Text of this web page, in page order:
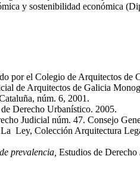
y sostenibilidad económica
por el Colegio de Arquitectos de
de Arquitectos de Galicia
núm. 6, 2001.
Derecho Urbanístico. 2005.
Judicial núm. 47. Consejo
Ley, Colección Arquitectura
prevalencia, Estudios de